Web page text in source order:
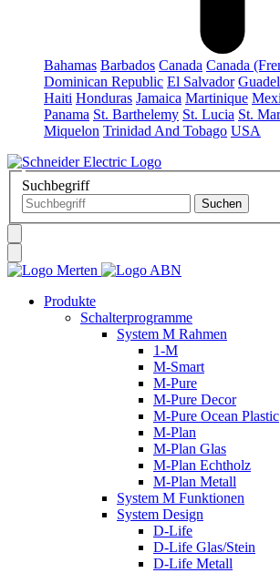
Bahamas Barbados Canada Canada
Dominican Republic El Salvador
Haiti Honduras Jamaica Martinique
Panama St. Barthelemy St. Lucia St.
Miquelon Trinidad And Tobago USA
Suchbegriff
Produkte
Schalterprogramme
System M Rahmen
1-M
M-Smart
M-Pure
M-Pure Decor
M-Pure Ocean Plastic
M-Plan
M-Plan Glas
M-Plan Echtholz
M-Plan Metall
System M Funktionen
System Design
D-Life
D-Life Glas/Stein
D-Life Metall